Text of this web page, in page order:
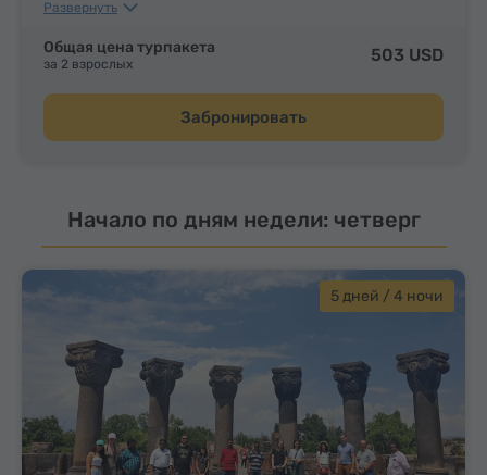
Обеды и ужины
Развернуть
Общая цена турпакета
за 2 взрослых 503 USD
Забронировать
Начало по дням недели: четверг
5 дней / 4 ночи